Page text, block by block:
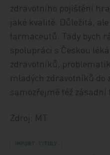
zdravotního pojištění
jaké kvalitě. Důležitá,
farmaceutů. Tady bych
spolupráci s Českou
zdravotníků,
mladých zdravotníků do
samozřejmě též zásadní
Zdroj: MT
IMPORT: TITULY